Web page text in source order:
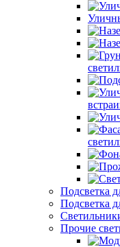
Подсветка
Подсветка
Прочие